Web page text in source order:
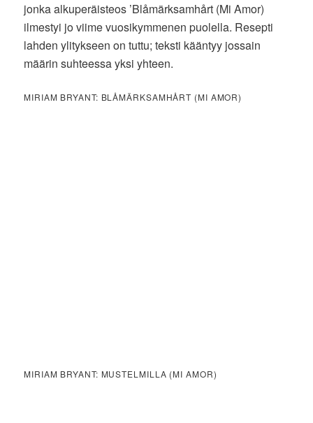
jonka alkuperäisteos ’Blåmärksamhårt (Mi Amor)
ilmestyi jo viime vuosikymmenen puolella. Resepti
lahden ylitykseen on tuttu; teksti kääntyy jossain
määrin suhteessa yksi yhteen.
MIRIAM BRYANT: BLÅMÄRKSAMHÅRT (MI AMOR)
MIRIAM BRYANT: MUSTELMILLA (MI AMOR)